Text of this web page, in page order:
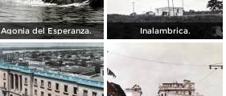
Agonia del Esperanza. Inalambrica.